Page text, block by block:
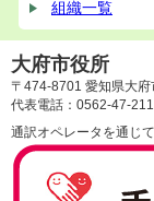
組織一覧
大府市役所
〒474-8701 愛知県大
代表電話：0562-47-
通訳オペレータを通じ